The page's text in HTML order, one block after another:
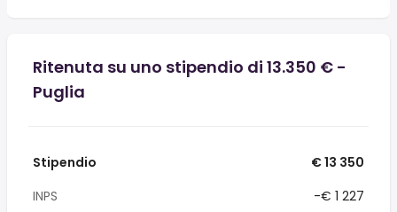
Ritenuta su uno stipendio di 13.350 € -
Puglia
Stipendio
€ 13 350
INPS
-€ 1 227